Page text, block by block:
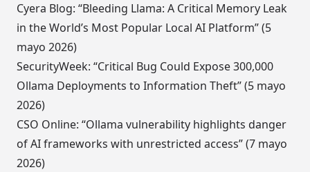
Cyera Blog: “Bleeding Llama: A Critical Memory Leak
in the World’s Most Popular Local AI Platform” (5
mayo 2026)
SecurityWeek: “Critical Bug Could Expose 300,000
Ollama Deployments to Information Theft” (5 mayo
2026)
CSO Online: “Ollama vulnerability highlights danger
of AI frameworks with unrestricted access” (7 mayo
2026)